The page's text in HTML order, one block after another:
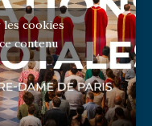
cookies
contenu